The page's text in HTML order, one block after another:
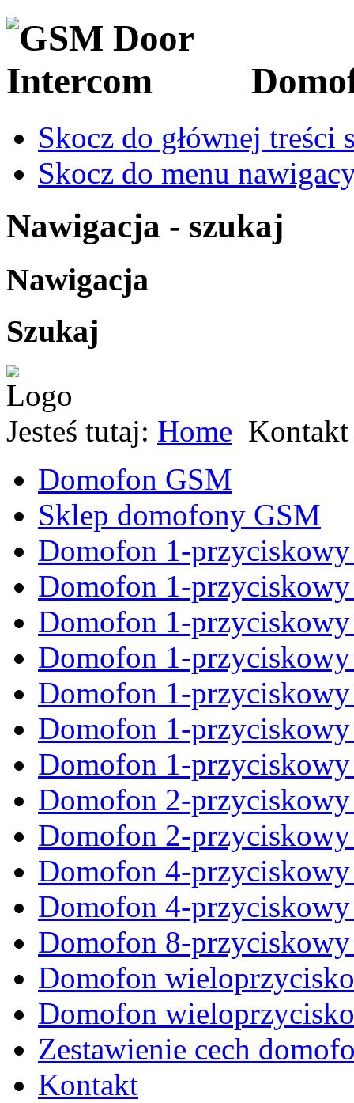
Skocz do głównej treści
Skocz do menu
Nawigacja - szukaj
Nawigacja
Szukaj
Jesteś tutaj: Home Kontakt
Domofon GSM
Sklep domofony GSM
Domofon 1-
Domofon 1-
Domofon 1-
Domofon 1-
Domofon 1-
Domofon 1-
Domofon 1-
Domofon 2-
Domofon 2-
Domofon 4-
Domofon 4-
Domofon 8-
Domofon
Domofon
Zestawienie cech
Kontakt